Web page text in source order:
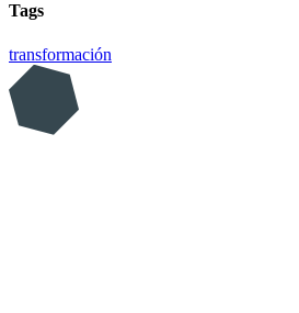
Tags
transformación